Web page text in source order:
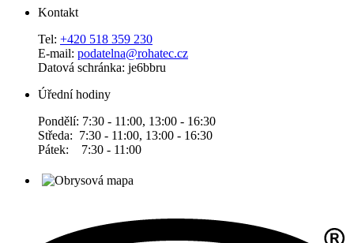
Kontakt
Tel: +420 518 359 230
E-mail: podatelna@rohatec.cz
Datová schránka: je6bbru
Úřední hodiny
Pondělí: 7:30 - 11:00, 13:00 - 16:30
Středa: 7:30 - 11:00, 13:00 - 16:30
Pátek: 7:30 - 11:00